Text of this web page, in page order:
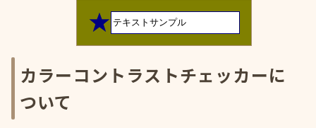
カラーコントラストチェッカーに
ついて